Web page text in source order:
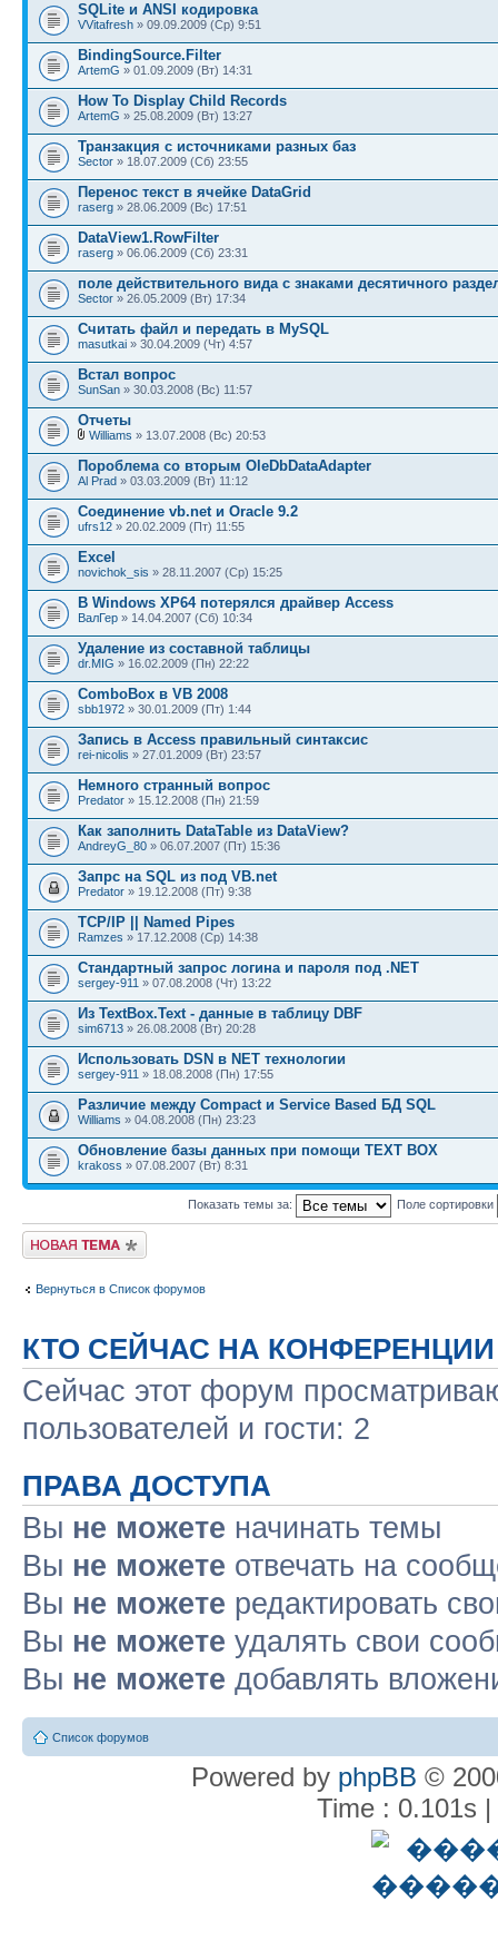
SQLite и ANSI кодировка
VVitafresh » 09.09.2009 (Ср) 9:51
BindingSource.Filter
ArtemG » 01.09.2009 (Вт) 14:31
How To Display Child Records
ArtemG » 25.08.2009 (Вт) 13:27
Транзакция с источниками разных баз
Sector » 18.07.2009 (Сб) 23:55
Перенос текст в ячейке DataGrid
raserg » 28.06.2009 (Вс) 17:51
DataView1.RowFilter
raserg » 06.06.2009 (Сб) 23:31
поле действительного вида с знаками десятичного
Sector » 26.05.2009 (Вт) 17:34
Считать файл и передать в MySQL
masutkai » 30.04.2009 (Чт) 4:57
Встал вопрос
SunSan » 30.03.2008 (Вс) 11:57
Отчеты
Williams » 13.07.2008 (Вс) 20:53
Пороблема со вторым OleDbDataAdapter
Al Prad » 03.03.2009 (Вт) 11:12
Соединение vb.net и Oracle 9.2
ufrs12 » 20.02.2009 (Пт) 11:55
Excel
novichok_sis » 28.11.2007 (Ср) 15:25
В Windows XP64 потерялся драйвер Access
ВалГер » 14.04.2007 (Сб) 10:34
Удаление из составной таблицы
dr.MIG » 16.02.2009 (Пн) 22:22
ComboBox в VB 2008
sbb1972 » 30.01.2009 (Пт) 1:44
Запись в Access правильный синтаксис
rei-nicolis » 27.01.2009 (Вт) 23:57
Немного странный вопрос
Predator » 15.12.2008 (Пн) 21:59
Как заполнить DataTable из DataView?
AndreyG_80 » 06.07.2007 (Пт) 15:36
Запрс на SQL из под VB.net
Predator » 19.12.2008 (Пт) 9:38
TCP/IP || Named Pipes
Ramzes » 17.12.2008 (Ср) 14:38
Стандартный запрос логина и пароля под .NET
sergey-911 » 07.08.2008 (Чт) 13:22
Из TextBox.Text - данные в таблицу DBF
sim6713 » 26.08.2008 (Вт) 20:28
Использовать DSN в NET технологии
sergey-911 » 18.08.2008 (Пн) 17:55
Различие между Compact и Service Based БД SQL
Williams » 04.08.2008 (Пн) 23:23
Обновление базы данных при помощи TEXT BOX
krakoss » 07.08.2007 (Вт) 8:31
Показать темы за: Поле сортировки
Новая тема
Вернуться в Список форумов
КТО СЕЙЧАС НА КОНФЕРЕНЦИИ
Сейчас этот форум
пользователей и гости: 2
ПРАВА ДОСТУПА
Вы не можете начинать темы
Вы не можете отвечать на
Вы не можете редактировать
Вы не можете удалять свои
Вы не можете добавлять
Список форумов
Powered by phpBB ©
Time : 0.101s